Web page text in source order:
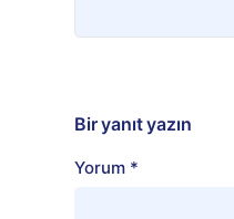
Bir yanıt yazın
Yorum *